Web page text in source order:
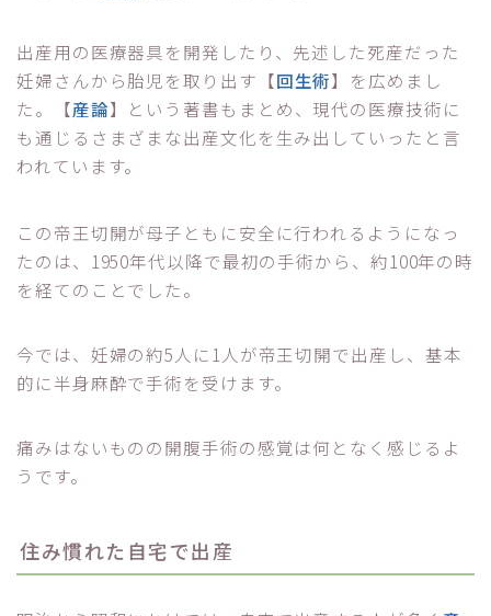
出産用の医療器具を開発したり、先述した死産だった
妊婦さんから胎児を取り出す【回生術】を広めまし
た。【産論】という著書もまとめ、現代の医療技術に
も通じるさまざまな出産文化を生み出していったと言
われています。
この帝王切開が母子ともに安全に行われるようになっ
たのは、1950年代以降で最初の手術から、約100年の時
を経てのことでした。
今では、妊婦の約5人に1人が帝王切開で出産し、基本
的に半身麻酔で手術を受けます。
痛みはないものの開腹手術の感覚は何となく感じるよ
うです。
住み慣れた自宅で出産